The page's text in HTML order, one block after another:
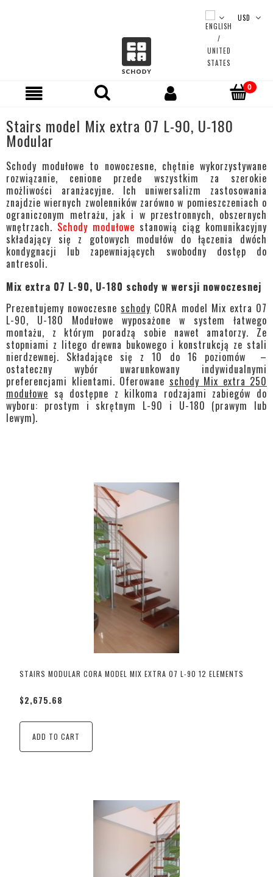
Stairs model Mix extra 07 L-90, U-180
Modular
Schody modułowe to nowoczesne, chętnie wykorzystywane
rozwiązanie, cenione przede wszystkim za szerokie
możliwości aranżacyjne. Ich uniwersalizm zastosowania
znajdzie wiernych zwolenników zarówno w pomieszczeniach o
ograniczonym metrażu, jak i w przestronnych, obszernych
wnętrzach. Schody modułowe stanowią ciąg komunikacyjny
składający się z gotowych modułów do łączenia dwóch
kondygnacji lub zapewniających swobodny dostęp do
antresoli.
Mix extra 07 L-90, U-180 schody w wersji nowoczesnej
Prezentujemy nowoczesne schody CORA model Mix extra 07
L-90, U-180 Modułowe wyposażone w system łatwego
montażu, z którym poradzą sobie nawet amatorzy. Ze
stopniami z litego drewna bukowego i konstrukcją ze stali
nierdzewnej. Składające się z 10 do 16 poziomów –
ostateczny wybór uwarunkowany indywidualnymi
preferencjami klientami. Oferowane schody Mix extra 250
modułowe są dostępne z kilkoma rodzajami zabiegów do
wyboru: prostym i skrętnym L-90 i U-180 (prawym lub
lewym).
STAIRS MODULAR CORA MODEL MIX EXTRA 07 L-90 12 ELEMENTS
$2,675.68
ADD TO CART